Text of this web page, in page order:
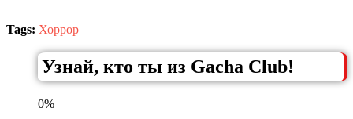
Tags: Хоррор
Узнай, кто ты из Gacha Club!
0%